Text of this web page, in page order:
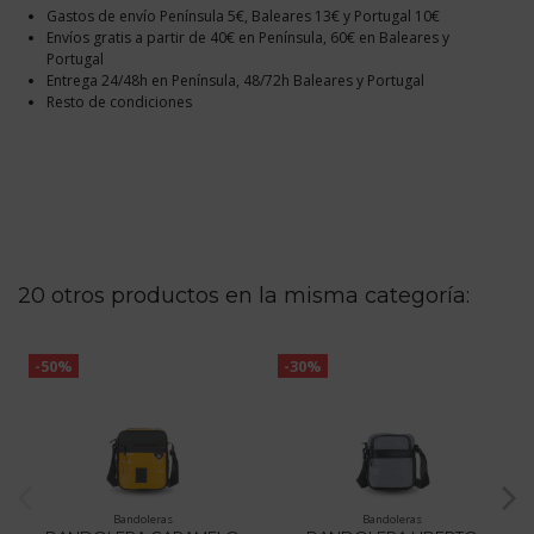
Gastos de envío Península 5€, Baleares 13€ y Portugal 10€
Envíos gratis a partir de 40€ en Península, 60€ en Baleares y
Portugal
Entrega 24/48h en Península, 48/72h Baleares y Portugal
Resto de condiciones
20 otros productos en la misma categoría:
-50%
Bandoleras
-30%
Bandoleras